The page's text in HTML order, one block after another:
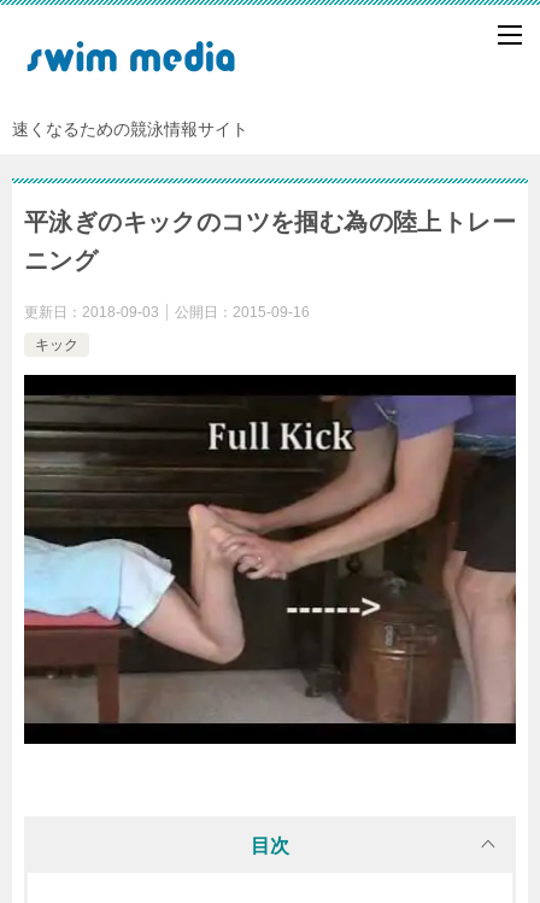
速くなるための競泳情報サイト
平泳ぎのキックのコツを掴む為の陸上トレー
ニング
更新日： 2018-09-03 公開日： 2015-09-16
キック
目次